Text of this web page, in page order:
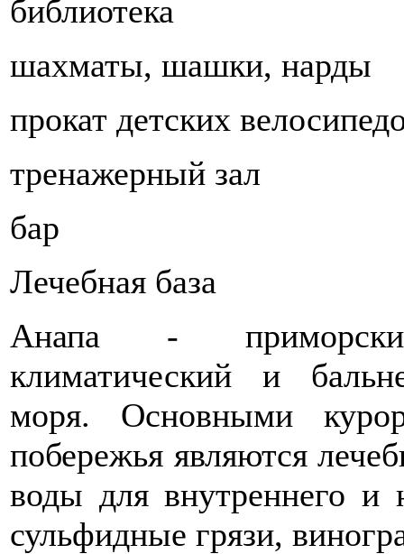
библиотека
шахматы, шашки, нарды
прокат детских
тренажерный зал
бар
Лечебная база
Анапа -
климатический и
моря. Основными
побережья являются
воды для внутреннего и
сульфидные грязи,